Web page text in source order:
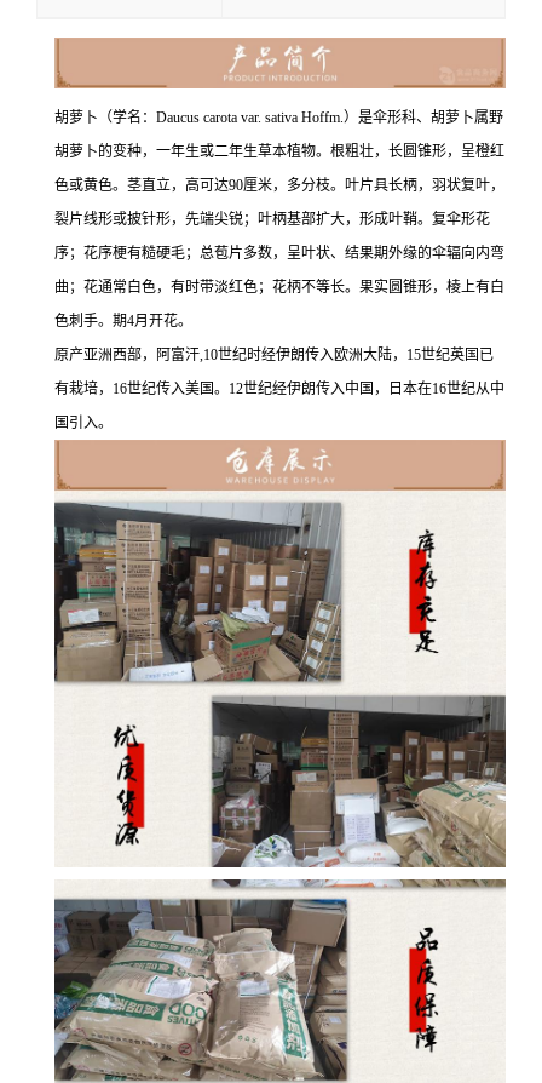
胡萝卜（学名： Daucus carota var. sativa Hoffm.）是伞形科、胡萝卜属野
胡萝卜的变种，一年生或二年生草本植物。根粗壮，长圆锥形，呈橙红
色或黄色。茎直立，高可达90厘米，多分枝。叶片具长柄，羽状复叶，
裂片线形或披针形，先端尖锐；叶柄基部扩大，形成叶鞘。复伞形花
序；花序梗有糙硬毛；总苞片多数，呈叶状、结果期外缘的伞辐向内弯
曲；花通常白色，有时带淡红色；花柄不等长。果实圆锥形，棱上有白
色刺手。期4月开花。
原产亚洲西部，阿富汗,10世纪时经伊朗传入欧洲大陆，15世纪英国已
有栽培，16世纪传入美国。12世纪经伊朗传入中国，日本在16世纪从中
国引入。